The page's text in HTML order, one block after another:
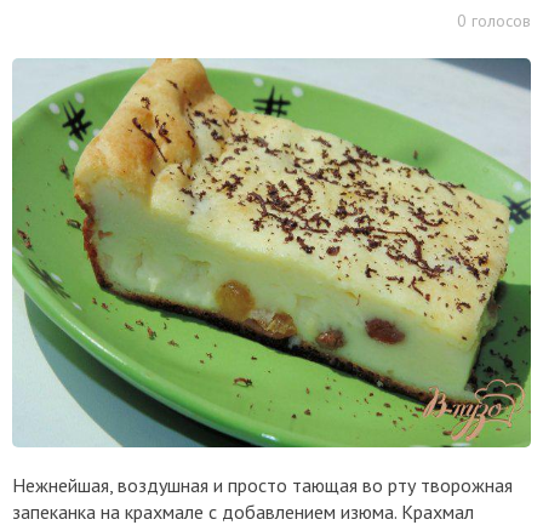
0 голосов
Нежнейшая, воздушная и просто тающая во рту творожная
запеканка на крахмале с добавлением изюма. Крахмал